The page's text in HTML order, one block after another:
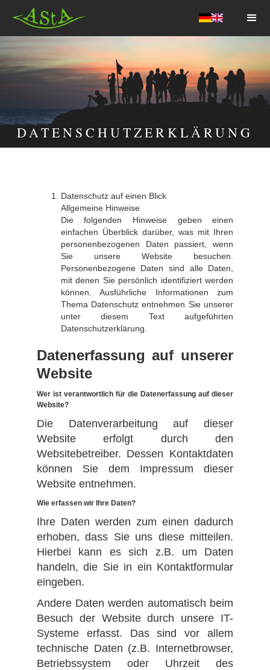
AStA HSF
DATENSCHUTZERKLÄRUNG
Datenschutz auf einen Blick
Allgemeine Hinweise
Die folgenden Hinweise geben einen
einfachen Überblick darüber, was mit Ihren
personenbezogenen Daten passiert, wenn
Sie unsere Website besuchen.
Personenbezogene Daten sind alle Daten,
mit denen Sie persönlich identifiziert werden
können. Ausführliche Informationen zum
Thema Datenschutz entnehmen Sie unserer
unter diesem Text aufgeführten
Datenschutzerklärung.
Datenerfassung auf unserer
Website
Wer ist verantwortlich für die Datenerfassung auf dieser
Website?
Die Datenverarbeitung auf dieser
Website erfolgt durch den
Websitebetreiber. Dessen Kontaktdaten
können Sie dem Impressum dieser
Website entnehmen.
Wie erfassen wir Ihre Daten?
Ihre Daten werden zum einen dadurch
erhoben, dass Sie uns diese mitteilen.
Hierbei kann es sich z.B. um Daten
handeln, die Sie in ein Kontaktformular
eingeben.
Andere Daten werden automatisch beim
Besuch der Website durch unsere IT-
Systeme erfasst. Das sind vor allem
technische Daten (z.B. Internetbrowser,
Betriebssystem oder Uhrzeit des